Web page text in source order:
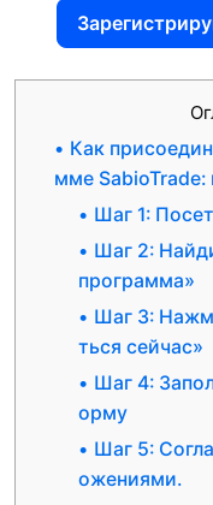
Как
мме SabioTrade:
Шаг 1:
Шаг 2:
программа»
Шаг 3:
ться сейчас»
Шаг 4:
орму
Шаг 5:
ожениями.